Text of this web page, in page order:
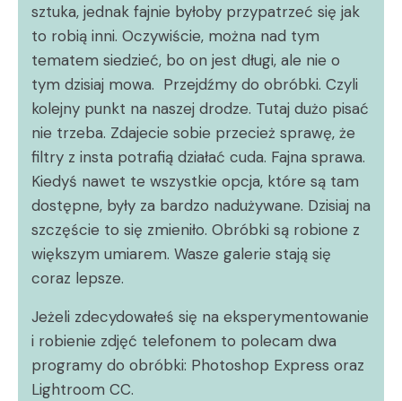
sztuka, jednak fajnie byłoby przypatrzeć się jak
to robią inni. Oczywiście, można nad tym
tematem siedzieć, bo on jest długi, ale nie o
tym dzisiaj mowa. Przejdźmy do obróbki. Czyli
kolejny punkt na naszej drodze. Tutaj dużo pisać
nie trzeba. Zdajecie sobie przecież sprawę, że
filtry z insta potrafią działać cuda. Fajna sprawa.
Kiedyś nawet te wszystkie opcja, które są tam
dostępne, były za bardzo nadużywane. Dzisiaj na
szczęście to się zmieniło. Obróbki są robione z
większym umiarem. Wasze galerie stają się
coraz lepsze.
Jeżeli zdecydowałeś się na eksperymentowanie
i robienie zdjęć telefonem to polecam dwa
programy do obróbki: Photoshop Express oraz
Lightroom CC.